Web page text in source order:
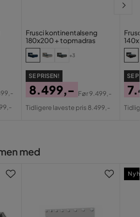
Opbevaringsbund cm
Ja
Frusci kontinentalseng
180x200 + topmadras
+3
SE PRISEN!
Pris
8.499,-
Original
Før9.499,-
Tidligere laveste pris 8.499,-
SE
med